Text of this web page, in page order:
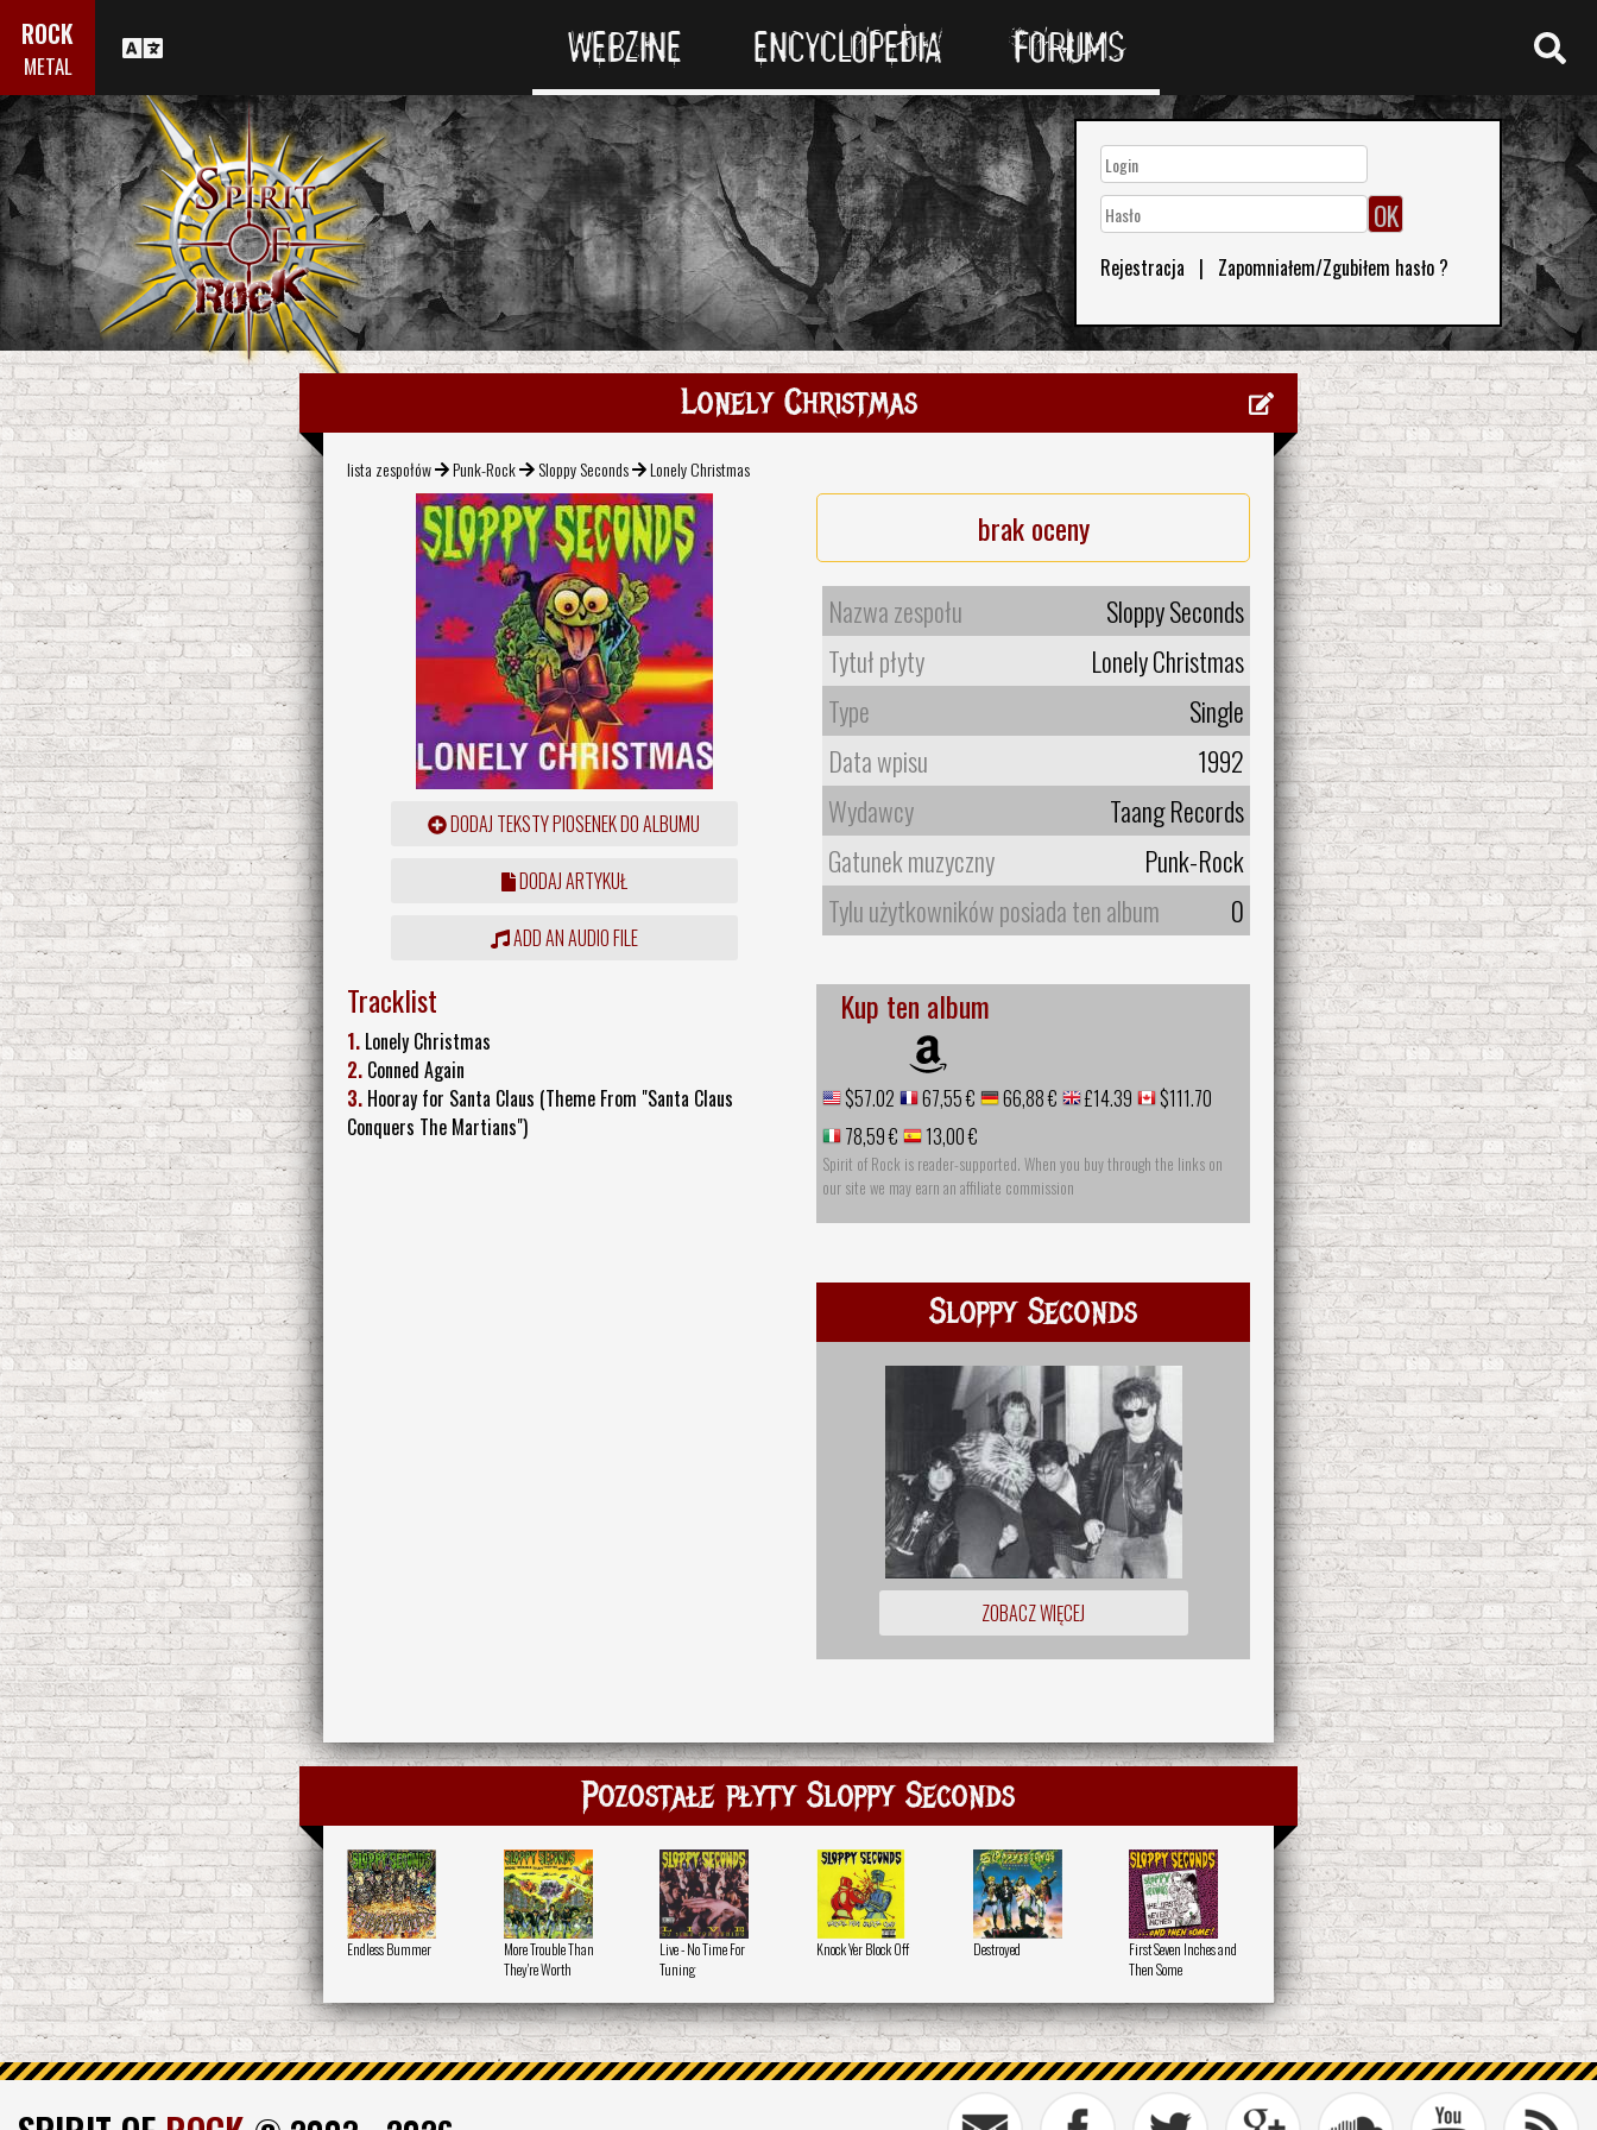
ROCK
METAL WEBZINE ENCYCLOPEDIA FORUMS
Rejestracja | Zapomniałem/Zgubiłem hasło ?
Lonely Christmas
lista zespołów Punk-Rock Sloppy Seconds Lonely Christmas
DODAJ TEKSTY PIOSENEK DO ALBUMU
DODAJ ARTYKUŁ
ADD AN AUDIO FILE
brak oceny
Nazwa zespołu
Sloppy Seconds
Tytuł płyty
Lonely Christmas
Type
Single
Data wpisu
1992
Wydawcy
Taang Records
Gatunek muzyczny
Punk-Rock
Tylu użytkowników posiada ten album
0
Tracklist
1. Lonely Christmas
2. Conned Again
3. Hooray for Santa Claus (Theme From "Santa Claus
Conquers The Martians")
Kup ten album
$57.02 67,55 € 66,88 € £14.39
$111.70
78,59 €
13,00 €
Spirit of Rock is reader-supported. When you buy through the links on
our site we may earn an affiliate commission
Sloppy Seconds
ZOBACZ WIĘCEJ
Pozostałe płyty Sloppy Seconds
Endless Bummer
More Trouble Than
They're Worth
Live - No Time For
Tuning
Knock Yer Block Off Destroyed
First Seven Inches and
Then Some